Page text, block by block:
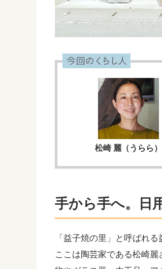
松崎 麗（うらら）
手から手へ。日
「益子焼の里」と呼ばれ
ここは陶芸家である松崎